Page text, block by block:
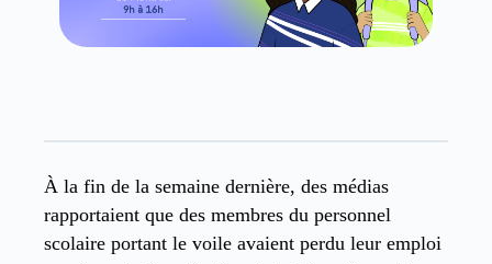
À la fin de la semaine dernière, des médias
rapportaient que des membres du personnel
scolaire portant le voile avaient perdu leur emploi